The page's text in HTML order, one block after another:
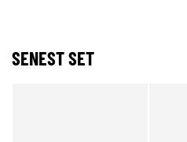
SENEST SET